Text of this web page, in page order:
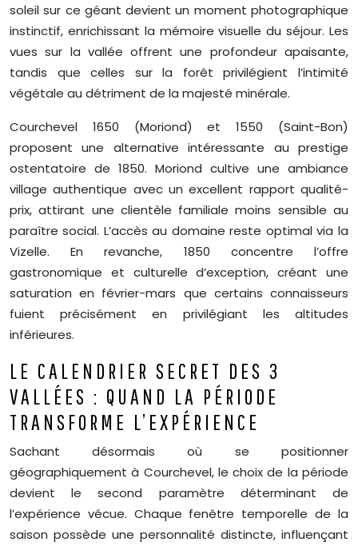
soleil sur ce géant devient un moment photographique
instinctif, enrichissant la mémoire visuelle du séjour. Les
vues sur la vallée offrent une profondeur apaisante,
tandis que celles sur la forêt privilégient l’intimité
végétale au détriment de la majesté minérale.
Courchevel 1650 (Moriond) et 1550 (Saint-Bon)
proposent une alternative intéressante au prestige
ostentatoire de 1850. Moriond cultive une ambiance
village authentique avec un excellent rapport qualité-
prix, attirant une clientèle familiale moins sensible au
paraître social. L’accès au domaine reste optimal via la
Vizelle. En revanche, 1850 concentre l’offre
gastronomique et culturelle d’exception, créant une
saturation en février-mars que certains connaisseurs
fuient précisément en privilégiant les altitudes
inférieures.
LE CALENDRIER SECRET DES 3
VALLÉES : QUAND LA PÉRIODE
TRANSFORME L’EXPÉRIENCE
Sachant désormais où se positionner
géographiquement à Courchevel, le choix de la période
devient le second paramètre déterminant de
l’expérience vécue. Chaque fenêtre temporelle de la
saison possède une personnalité distincte, influençant